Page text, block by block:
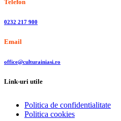
Telefon
0232 217 900
Email
office@culturainiasi.ro
Link-uri utile
Politica de confidentialitate
Politica cookies